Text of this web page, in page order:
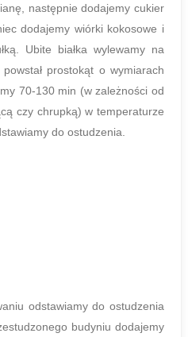
następnie dodajemy cukier
dodajemy wiórki kokosowe i
Ubite białka wylewamy na
prostokąt o wymiarach
70-130 min (w zależności od
czy chrupką) w temperaturze
do ostudzenia.
odstawiamy do ostudzenia
budyniu dodajemy